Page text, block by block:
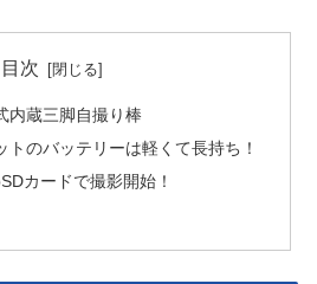
目次
内蔵三脚自撮り棒
トのバッテリーは軽くて長持ち！
カードで撮影開始！